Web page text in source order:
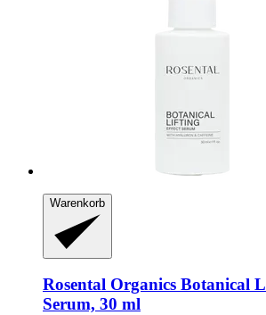
Warenkorb
Rosental Organics Botanical
Serum, 30 ml